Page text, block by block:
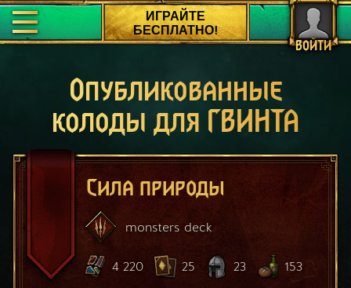
ВОЙТИ
ИГРАЙТЕ
БЕСПЛАТНО!
Опубликованные
колоды для ГВИНТА
Сила природы
monsters deck
4 220 25 23 153